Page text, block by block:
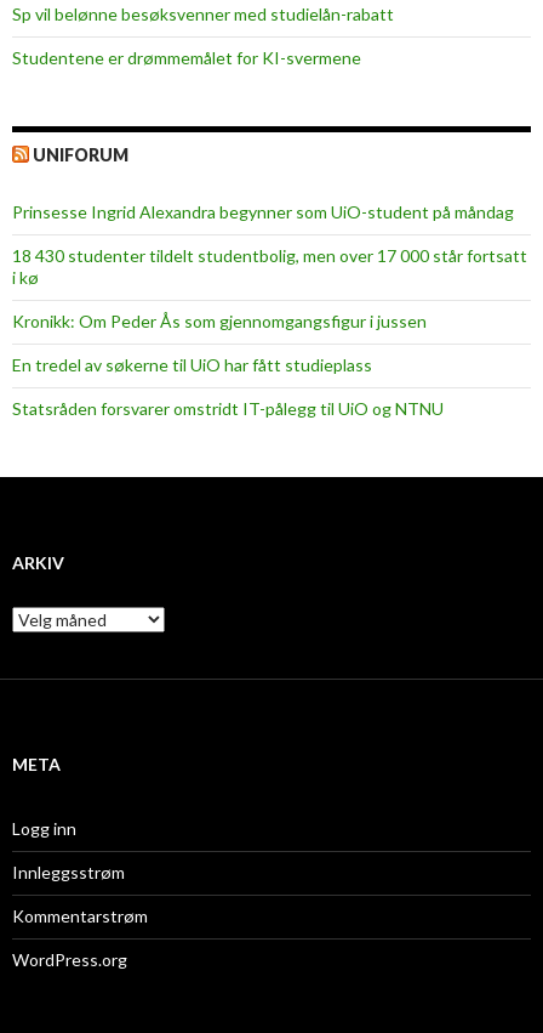
Sp vil belønne besøksvenner med studielån-rabatt
Studentene er drømmemålet for KI-svermene
UNIFORUM
Prinsesse Ingrid Alexandra begynner som UiO-student på måndag
18 430 studenter tildelt studentbolig, men over 17 000 står fortsatt
i kø
Kronikk: Om Peder Ås som gjennomgangsfigur i jussen
En tredel av søkerne til UiO har fått studieplass
Statsråden forsvarer omstridt IT-pålegg til UiO og NTNU
ARKIV
A
r
i
META
Logg inn
Innleggsstrøm
Kommentarstrøm
WordPress.org